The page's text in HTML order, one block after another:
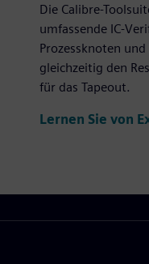
Die Calibre-
umfassende IC-
Prozessknoten
gleichzeitig den
für das Tapeout.
Lernen Sie von